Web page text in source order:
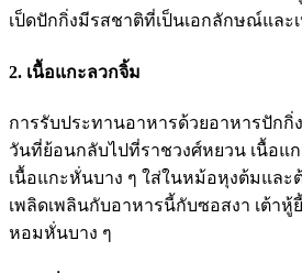
เป็ดปักกิ่งมีรสชาติที่เป็นเอกลักษณ์และ
2. เนื้อแกะลวกจิ้ม
การรับประทานอาหารด้วยอาหารปักกิ่
วันที่ย้อนกลับไปที่ราชวงศ์หยวน เนื้อแ
เนื้อแกะหั่นบาง ๆ ใส่ในหม้อหุงต้มแล
เพลิดเพลินกับอาหารนี้กับซอสงา เต้าหู้
หอมหั่นบาง ๆ